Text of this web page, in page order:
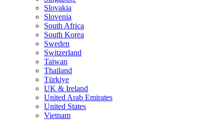
Slovakia
Slovenia
South Africa
South Korea
Sweden
Switzerland
Taiwan
Thailand
Türkiye
UK & Ireland
United Arab Emirates
United States
Vietnam